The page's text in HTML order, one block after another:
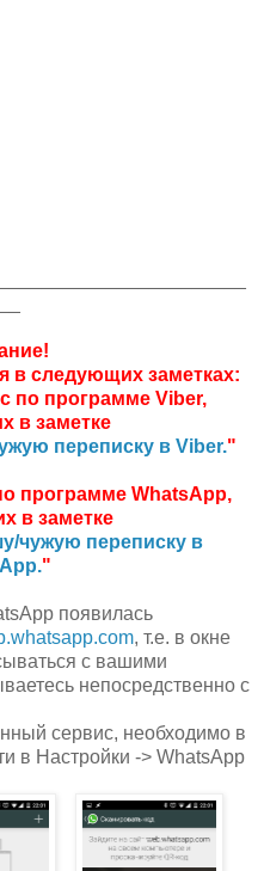
в следующих заметках:
по программе Viber,
в заметке
переписку в Viber."
программе WhatsApp,
в заметке
чужую переписку в
"
появилась
, т.е. в окне
с вашими
непосредственно с
сервис, необходимо в
в Настройки -> WhatsApp